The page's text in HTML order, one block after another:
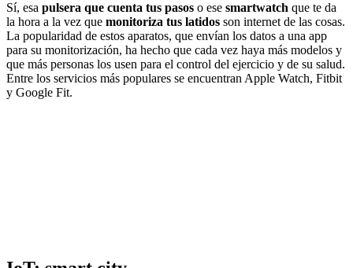
Sí, esa pulsera que cuenta tus pasos o ese smartwatch que te da
la hora a la vez que monitoriza tus latidos son internet de las cosas.
La popularidad de estos aparatos, que envían los datos a una app
para su monitorización, ha hecho que cada vez haya más modelos y
que más personas los usen para el control del ejercicio y de su salud.
Entre los servicios más populares se encuentran Apple Watch, Fitbit
y Google Fit.